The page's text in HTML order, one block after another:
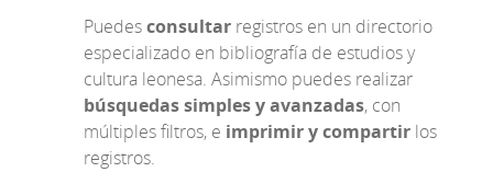
Puedesconsultar registros en un directorio
especializado en bibliografía de estudios y
cultura leonesa. Asimismo puedes realizar
búsquedas simples y avanzadas, con
múltiples filtros, e imprimir y compartir los
registros.